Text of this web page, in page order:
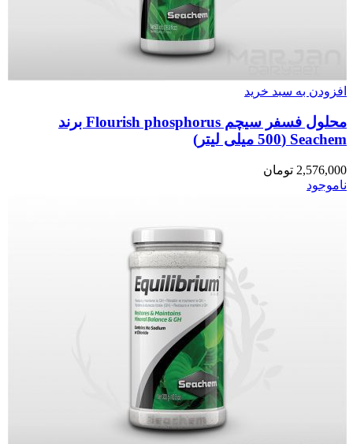
افزودن به سبد خرید
محلول فسفر سیچم Flourish phosphorus برند
Seachem (500 میلی لیتر)
2,576,000 تومان
ناموجود